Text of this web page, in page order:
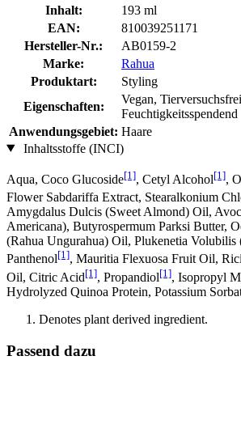
Inhalt:
193 ml
EAN:
810039251171
Hersteller-Nr.:
AB0159-2
Marke:
Rahua
Produktart:
Styling
Eigenschaften:
Vegan,
Feuchtigkeitsspendend
Anwendungsgebiet: Haare
Inhaltsstoffe (INCI)
Aqua, Coco Glucoside[1], Cetyl Alcohol[1],
Flower Sabdariffa Extract, Stearalkonium
Amygdalus Dulcis (Sweet Almond) Oil,
Americana), Butyrospermum Parksi Butter,
(Rahua Ungurahua) Oil, Plukenetia Volubilis
Panthenol[1], Mauritia Flexuosa Fruit Oil,
Oil, Citric Acid[1], Propandiol[1], Isopropyl
Hydrolyzed Quinoa Protein, Potassium
Denotes plant derived ingredient.
Passend dazu